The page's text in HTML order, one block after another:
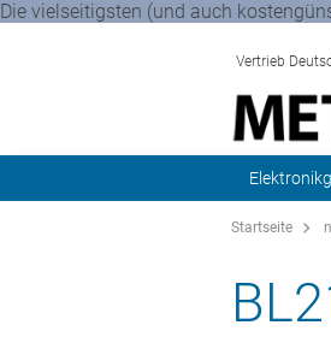
Die vielseitigsten (und auch
Vertrieb
Startseite